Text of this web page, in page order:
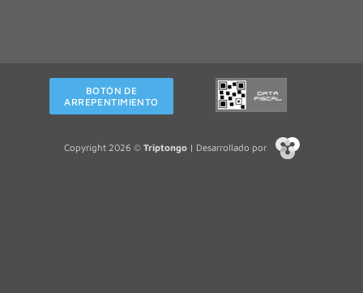
BOTÓN DE
ARREPENTIMIENTO
Copyright 2026 © Triptongo| Desarrollado por